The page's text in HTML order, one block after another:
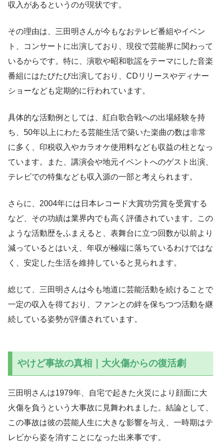
収入があるというのが現状です。
その理由は、三田明さんが今もなおテレビ番組やイベン
ト、コンサートに出演しており、現役で芸能界に関わって
いるからです。特に、演歌や昭和歌謡をテーマにした音楽
番組にはたびたび出演しており、CDリリースやディナー
ショーなども定期的に行われています。
具体的な活動例としては、紅白歌合戦への出場経験を持
ち、50年以上にわたる芸能生活で築いた楽曲の数は非常
に多く、印税収入やカラオケ使用料なども収益の柱となっ
ています。また、講演会や地元イベントへのゲスト出演、
テレビでの特集なども収入源の一部と考えられます。
さらに、2004年には日本レコード大賞功労賞を受賞する
など、その功績は業界内でも高く評価されています。この
ような活動歴をふまえると、表舞台に立つ回数が以前より
減っているとはいえ、年収が極端に落ちているわけではな
く、安定した生活を維持していると見られます。
総じて、三田明さんは今も地道に芸能活動を続けることで
一定の収入を得ており、ファンとの絆を保ちつつ活動を継
続している姿勢が評価されています。
やけど事故の真相｜大火傷からの復活劇
三田明さんは1979年、自宅で起きた火災により顔面に大
火傷を負うという大事故に見舞われました。結論として、
この事故は彼の芸能人生に大きな影響を与え、一時期はテ
レビから姿を消すことになった出来事です。